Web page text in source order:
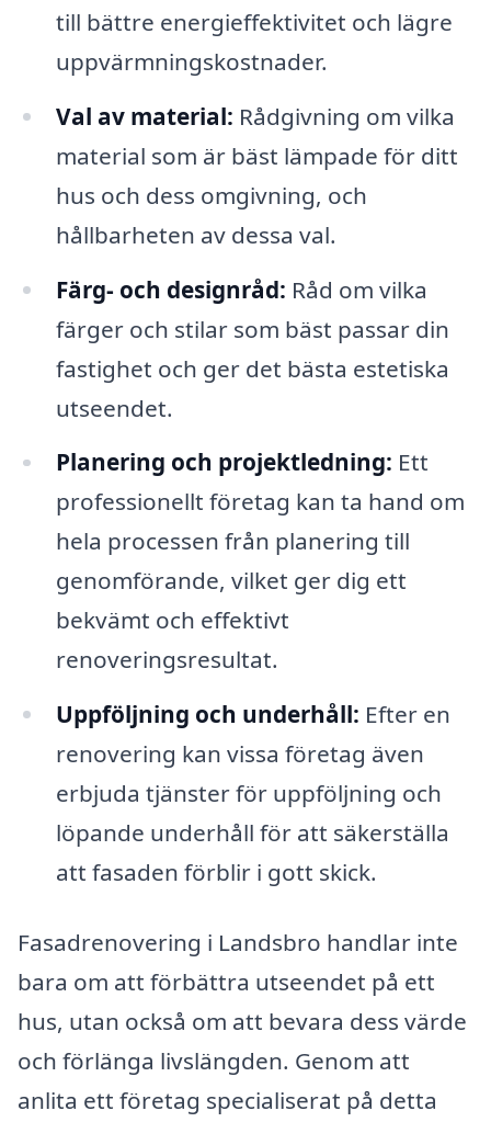
till bättre energieffektivitet och lägre
uppvärmningskostnader.
Val av material: Rådgivning om vilka
material som är bäst lämpade för ditt
hus och dess omgivning, och
hållbarheten av dessa val.
Färg- och designråd: Råd om vilka
färger och stilar som bäst passar din
fastighet och ger det bästa estetiska
utseendet.
Planering och projektledning: Ett
professionellt företag kan ta hand om
hela processen från planering till
genomförande, vilket ger dig ett
bekvämt och effektivt
renoveringsresultat.
Uppföljning och underhåll: Efter en
renovering kan vissa företag även
erbjuda tjänster för uppföljning och
löpande underhåll för att säkerställa
att fasaden förblir i gott skick.
Fasadrenovering i Landsbro handlar inte
bara om att förbättra utseendet på ett
hus, utan också om att bevara dess värde
och förlänga livslängden. Genom att
anlita ett företag specialiserat på detta